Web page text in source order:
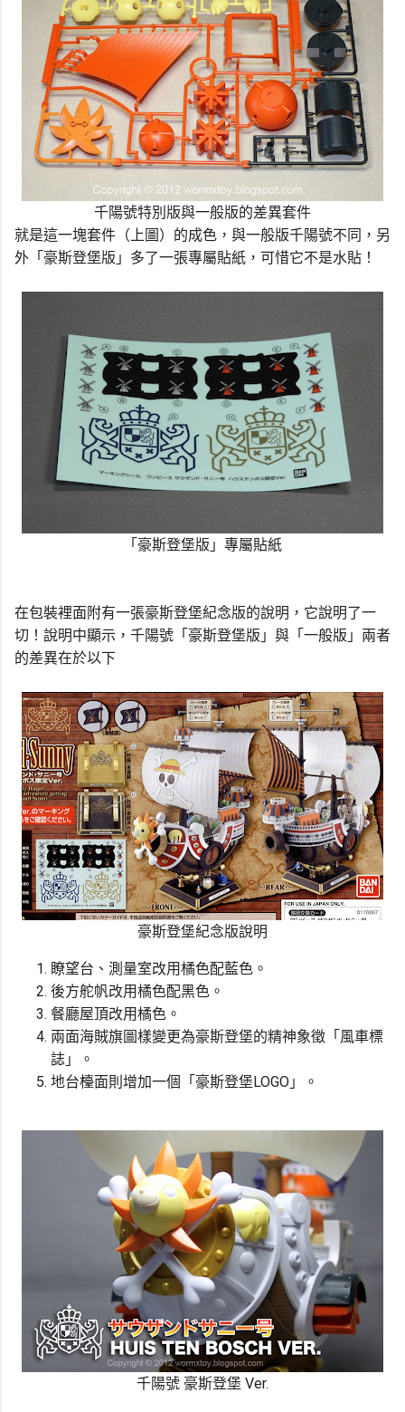
千陽號特別版與一般版的差異套件
就是這一塊套件（上圖）的成色，與一般版千陽號不同，另
外「豪斯登堡版」多了一張專屬貼紙，可惜它不是水貼！
「豪斯登堡版」專屬貼紙
在包裝裡面附有一張豪斯登堡紀念版的說明，它說明了一
切！說明中顯示，千陽號「豪斯登堡版」與「一般版」兩者
的差異在於以下
豪斯登堡紀念版說明
瞭望台、測量室改用橘色配藍色。
後方舵帆改用橘色配黑色。
餐廳屋頂改用橘色。
兩面海賊旗圖樣變更為豪斯登堡的精神象徵「風車標
誌」。
地台檯面則增加一個「豪斯登堡LOGO」。
千陽號 豪斯登堡 Ver.